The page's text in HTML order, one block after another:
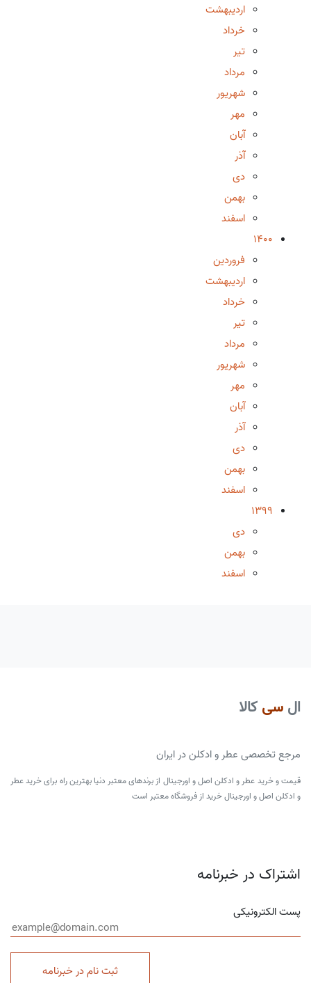
اردیبهشت
خرداد
تیر
مرداد
شهریور
مهر
آبان
آذر
دی
بهمن
اسفند
1400
فروردین
اردیبهشت
خرداد
تیر
مرداد
شهریور
مهر
آبان
آذر
دی
بهمن
اسفند
1399
دی
بهمن
اسفند
ال سی کالا
مرجع تخصصی عطر و ادکلن در ایران
قیمت و خرید عطر و ادکلن اصل و اورجینال از برندهای معتبر دنیا بهترین راه برای خرید عطر
و ادکلن اصل و اورجینال خرید از فروشگاه معتبر است
اشتراک در خبرنامه
پست الکترونیکی
ثبت نام در خبرنامه